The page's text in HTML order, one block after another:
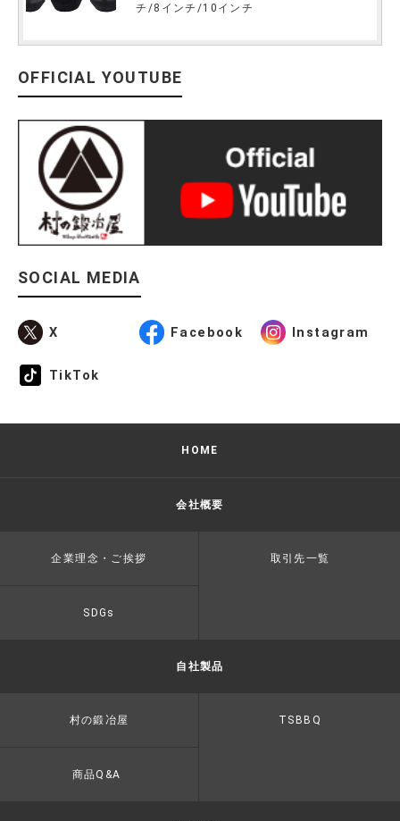
チ/8インチ/10インチ
OFFICIAL YOUTUBE
SOCIAL MEDIA
X Facebook Instagram
TikTok
HOME
会社概要
企業理念・ご挨拶 取引先一覧
SDGs
自社製品
村の鍛冶屋 TSBBQ
商品Q&A